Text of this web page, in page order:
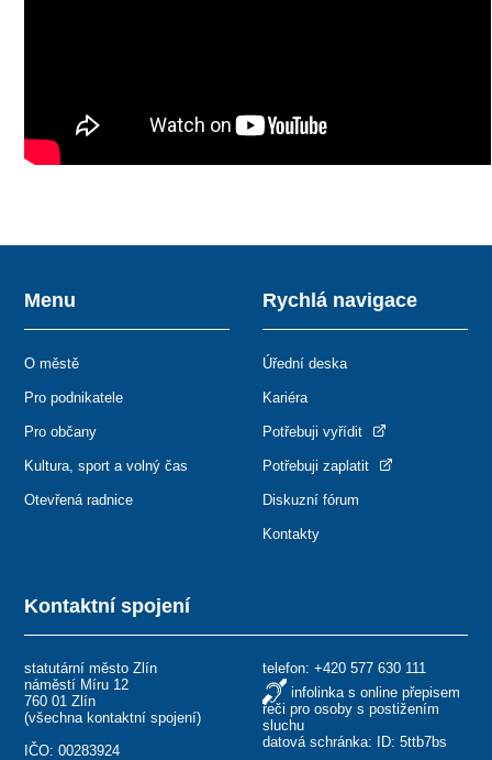
Kontaktní spojení
statutární město Zlín
náměstí Míru 12
760 01 Zlín
(všechna kontaktní spojení)
IČO: 00283924
telefon: +420 577 630 111
infolinka s online přepisem
řeči pro osoby s postižením
sluchu
datová schránka: ID: 5ttb7bs
Menu
O městě
Pro podnikatele
Pro občany
Kultura, sport a volný čas
Otevřená radnice
Rychlá navigace
Úřední deska
Kariéra
Potřebuji vyřídit
Potřebuji zaplatit
Diskuzní fórum
Kontakty